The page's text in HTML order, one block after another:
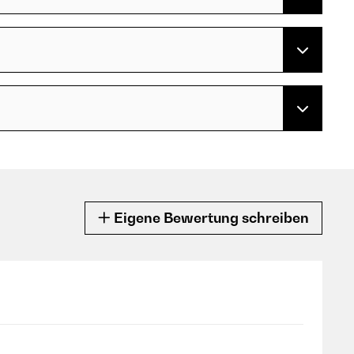
Eigene Bewertung schreiben